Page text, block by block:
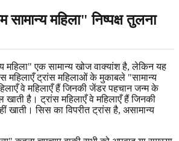
सामान्य महिला" निष्पक्ष तुलना
महिला" एक सामान्य खोज वाक्यांश है, लेकिन यह
महिलाएँ ट्रांस महिलाओं के मुकाबले "सामान्य
वे महिलाएँ हैं जिनकी जेंडर पहचान जन्म के
खाती है। ट्रांस महिलाएँ वे महिलाएँ हैं जिनकी
सिस का विपरीत ट्रांस है, असामान्य